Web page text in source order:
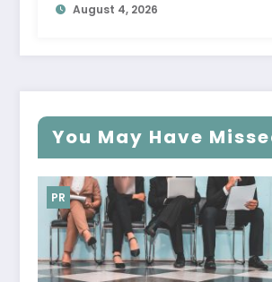
August 4, 2026
You May Have
PR